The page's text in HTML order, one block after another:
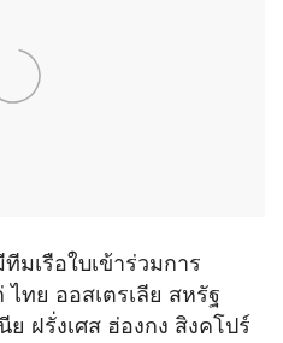
มเรือใบเข้าร่วมการ
ทย ออสเตรเลีย สหรัฐ
ย ฝรั่งเศส ฮ่องกง สิงคโปร์